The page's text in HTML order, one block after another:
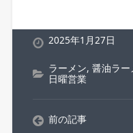
2025年1月27日
ラーメン, 醤油ラー
日曜営業
前の記事